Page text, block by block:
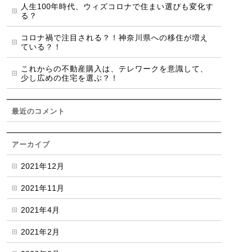
人生100年時代、ウィズコロナで住まい選びも変化す
る？
コロナ禍で注目される？！神奈川県への移住が増え
ている？！
これからの不動産購入は、テレワークを意識して、
少し広めの住宅を選ぶ？！
最近のコメント
アーカイブ
2021年12月
2021年11月
2021年4月
2021年2月